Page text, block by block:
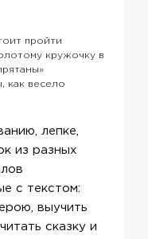
пройти
кружочку в
как весело
лепке,
из разных
с текстом:
выучить
сказку и